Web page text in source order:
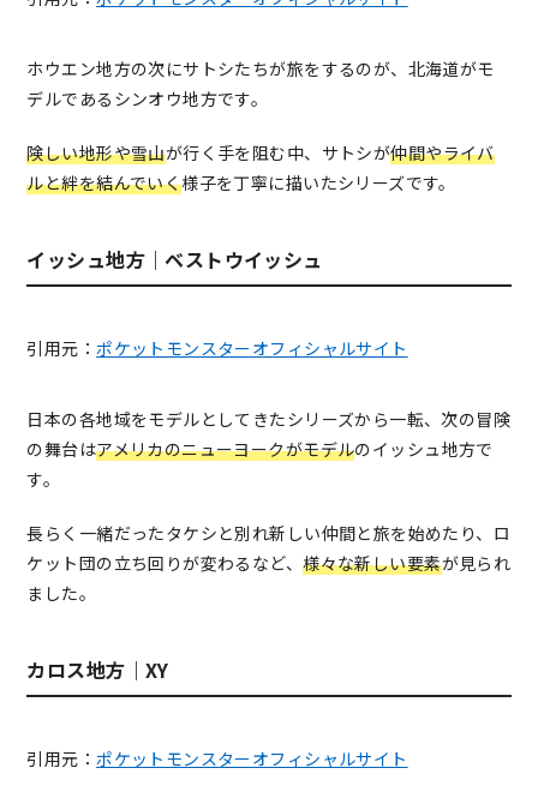
ホウエン地方の次にサトシたちが旅をするのが、北海道がモ
デルであるシンオウ地方です。
険しい地形や雪山が行く手を阻む中、サトシが仲間やライバ
ルと絆を結んでいく様子を丁寧に描いたシリーズです。
イッシュ地方｜ベストウイッシュ
引用元：ポケットモンスターオフィシャルサイト
日本の各地域をモデルとしてきたシリーズから一転、次の冒険
の舞台はアメリカのニューヨークがモデルのイッシュ地方で
す。
長らく一緒だったタケシと別れ新しい仲間と旅を始めたり、ロ
ケット団の立ち回りが変わるなど、様々な新しい要素が見られ
ました。
カロス地方｜XY
引用元：ポケットモンスターオフィシャルサイト